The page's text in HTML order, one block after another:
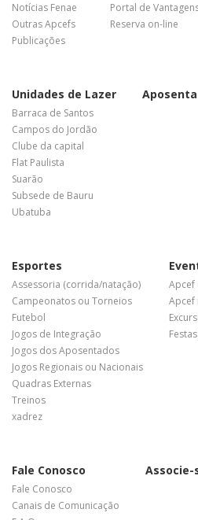
Notícias Fenae
Outras Apcefs
Publicações
Portal de
Reserva on-line
Unidades de Lazer
Barraca de Santos
Campos do Jordão
Clube da capital
Flat Paulista
Suarão
Subsede de Bauru
Ubatuba
Esportes
Assessoria (corrida/natação)
Campeonatos ou Torneios
Futebol
Jogos de Integração
Jogos dos Aposentados
Jogos Regionais ou Nacionais
Quadras Externas
Treinos
xadrez
Apcef
Apcef
Fale Conosco
Fale Conosco
Canais de Comunicação
Associe-